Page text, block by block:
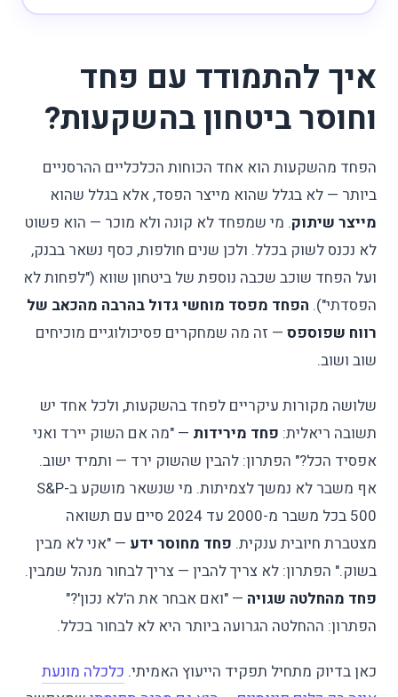
איך להתמודד עם פחד
וחוסר ביטחון בהשקעות?
הפחד מהשקעות הוא אחד הכוחות הכלכליים ההרסניים
ביותר — לא בגלל שהוא מייצר הפסד, אלא בגלל שהוא
מייצר שיתוק. מי שמפחד לא קונה ולא מוכר — הוא פשוט
לא נכנס לשוק בכלל. ולכן שנים חולפות, כסף נשאר בבנק,
ועל הפחד שוכב שכבה נוספת של ביטחון שווא ("לפחות לא
הפסדתי"). הפחד מפסד מוחשי גדול בהרבה מהכאב של
רווח שפוספס — זה מה שמחקרים פסיכולוגיים מוכיחים
שוב ושוב.
שלושה מקורות עיקריים לפחד בהשקעות, ולכל אחד יש
תשובה ריאלית: פחד מירידות — "מה אם השוק יירד ואני
אפסיד הכל?" הפתרון: להבין שהשוק ירד — ותמיד ישוב.
אף משבר לא נמשך לצמיתות. מי שנשאר מושקע ב-S&P
500 בכל משבר מ-2000 עד 2024 סיים עם תשואה
מצטברת חיובית ענקית. פחד מחוסר ידע — "אני לא מבין
בשוק." הפתרון: לא צריך להבין — צריך לבחור מנהל שמבין.
פחד מהחלטה שגויה — "ואם אבחר את ה'לא נכון'?"
הפתרון: ההחלטה הגרועה ביותר היא לא לבחור בכלל.
כאן בדיוק מתחיל תפקיד הייעוץ האמיתי. כלכלה מונעת